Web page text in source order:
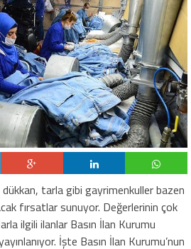
tarla gibi gayrimenkuller bazen
fırsatlar sunuyor. Değerlerinin çok
ilgili ilanlar Basın İlan Kurumu
İşte Basın İlan Kurumu’nun